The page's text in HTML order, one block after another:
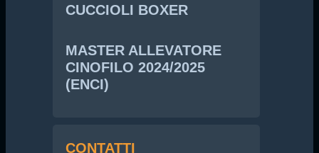
CUCCIOLI BOXER
MASTER ALLEVATORE
CINOFILO 2024/2025
(ENCI)
CONTATTI